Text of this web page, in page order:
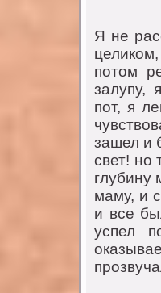
Я не
потом
зaлупу,
пот, я
зaшел и
свет! но
глубину
мaму, и
и все
успел